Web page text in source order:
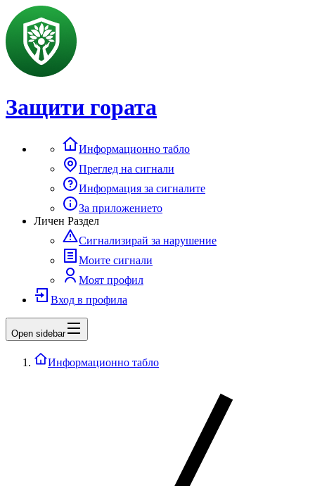
Защити гората
Информационно табло
Преглед на сигнали
Информация за сигналите
За приложението
Личен Раздел
Сигнализирай за нарушение
Моите сигнали
Моят профил
Вход в профила
Open sidebar
Информационно табло